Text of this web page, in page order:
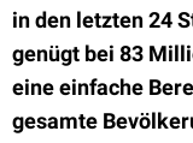
in den letzten 24
genügt bei 83
eine einfache
gesamte